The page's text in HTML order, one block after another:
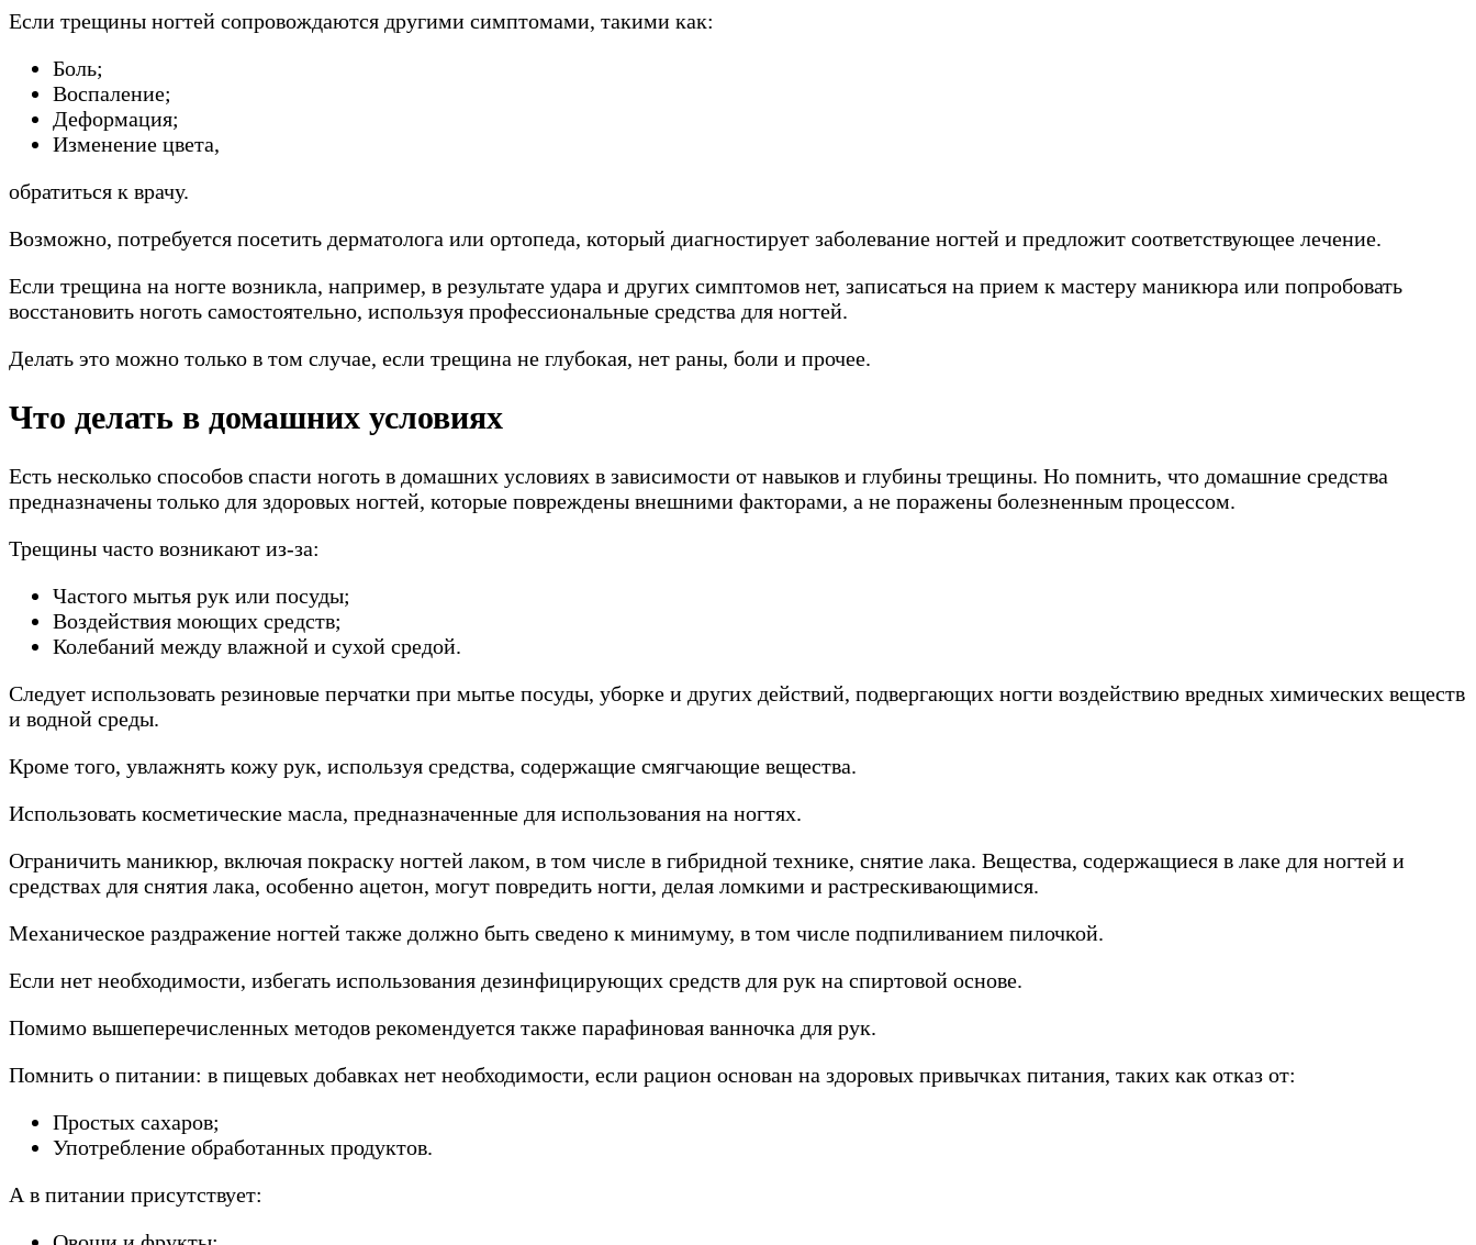
Если трещины ногтей сопровождаются другими симптомами, такими как:
Боль;
Воспаление;
Деформация;
Изменение цвета,
обратиться к врачу.
Возможно, потребуется посетить дерматолога или ортопеда, который диагностирует заболевание ногтей и предложит соответствующее лечение.
Если трещина на ногте возникла, например, в результате удара и других симптомов нет, записаться на прием к мастеру маникюра или попробовать
восстановить ноготь самостоятельно, используя профессиональные средства для ногтей.
Делать это можно только в том случае, если трещина не глубокая, нет раны, боли и прочее.
Что делать в домашних условиях
Есть несколько способов спасти ноготь в домашних условиях в зависимости от навыков и глубины трещины. Но помнить, что домашние средства
предназначены только для здоровых ногтей, которые повреждены внешними факторами, а не поражены болезненным процессом.
Трещины часто возникают из-за:
Частого мытья рук или посуды;
Воздействия моющих средств;
Колебаний между влажной и сухой средой.
Следует использовать резиновые перчатки при мытье посуды, уборке и других действий, подвергающих ногти воздействию вредных химических веществ
и водной среды.
Кроме того, увлажнять кожу рук, используя средства, содержащие смягчающие вещества.
Использовать косметические масла, предназначенные для использования на ногтях.
Ограничить маникюр, включая покраску ногтей лаком, в том числе в гибридной технике, снятие лака. Вещества, содержащиеся в лаке для ногтей и
средствах для снятия лака, особенно ацетон, могут повредить ногти, делая ломкими и растрескивающимися.
Механическое раздражение ногтей также должно быть сведено к минимуму, в том числе подпиливанием пилочкой.
Если нет необходимости, избегать использования дезинфицирующих средств для рук на спиртовой основе.
Помимо вышеперечисленных методов рекомендуется также парафиновая ванночка для рук.
Помнить о питании: в пищевых добавках нет необходимости, если рацион основан на здоровых привычках питания, таких как отказ от:
Простых сахаров;
Употребление обработанных продуктов.
А в питании присутствует: